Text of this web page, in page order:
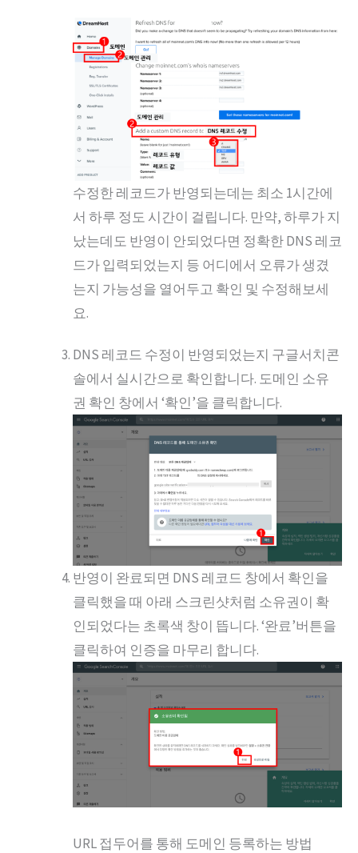
수정한 레코드가 반영되는데는 최소 1시간에
서 하루 정도 시간이 걸립니다. 만약, 하루가 지
났는데도 반영이 안되었다면 정확한 DNS 레코
드가 입력되었는지 등 어디에서 오류가 생겼
는지 가능성을 열어두고 확인 및 수정해보세
요.
DNS 레코드 수정이 반영되었는지 구글서치콘
솔에서 실시간으로 확인합니다. 도메인 소유
권 확인 창에서 ‘확인’을 클릭합니다.
반영이 완료되면 DNS 레코드 창에서 확인을
클릭했을 때 아래 스크린샷처럼 소유권이 확
인되었다는 초록색 창이 뜹니다. ‘완료’버튼을
클릭하여 인증을 마무리 합니다.
URL 접두어를 통해 도메인 등록하는 방법